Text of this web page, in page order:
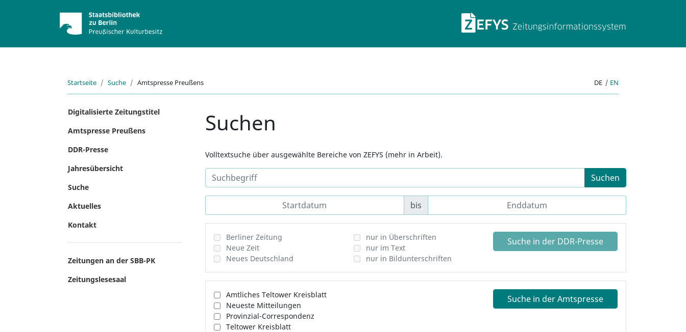
ZEFYS
Startseite Suche Amtspresse Preußens DE | EN
Digitalisierte Zeitungstitel
Amtspresse Preußens
DDR-Presse
Jahresübersicht
Suche
Aktuelles
Kontakt
Zeitungen an der SBB-PK
Zeitungslesesaal
Suchen
Volltextsuche über ausgewählte Bereiche von ZEFYS (mehr in Arbeit).
Suchen
bis
Berliner Zeitung
Neue Zeit
Neues Deutschland
nur in Überschriften
nur im Text
nur in Bildunterschriften
Suche in der DDR-Presse
Amtliches Teltower Kreisblatt
Neueste Mitteilungen
Provinzial-Correspondenz
Teltower Kreisblatt
Suche in der Amtspresse